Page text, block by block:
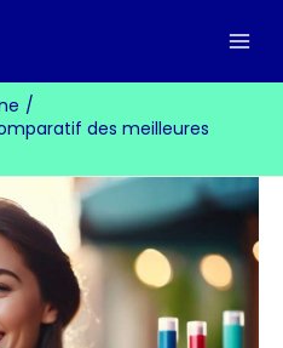
des meilleures